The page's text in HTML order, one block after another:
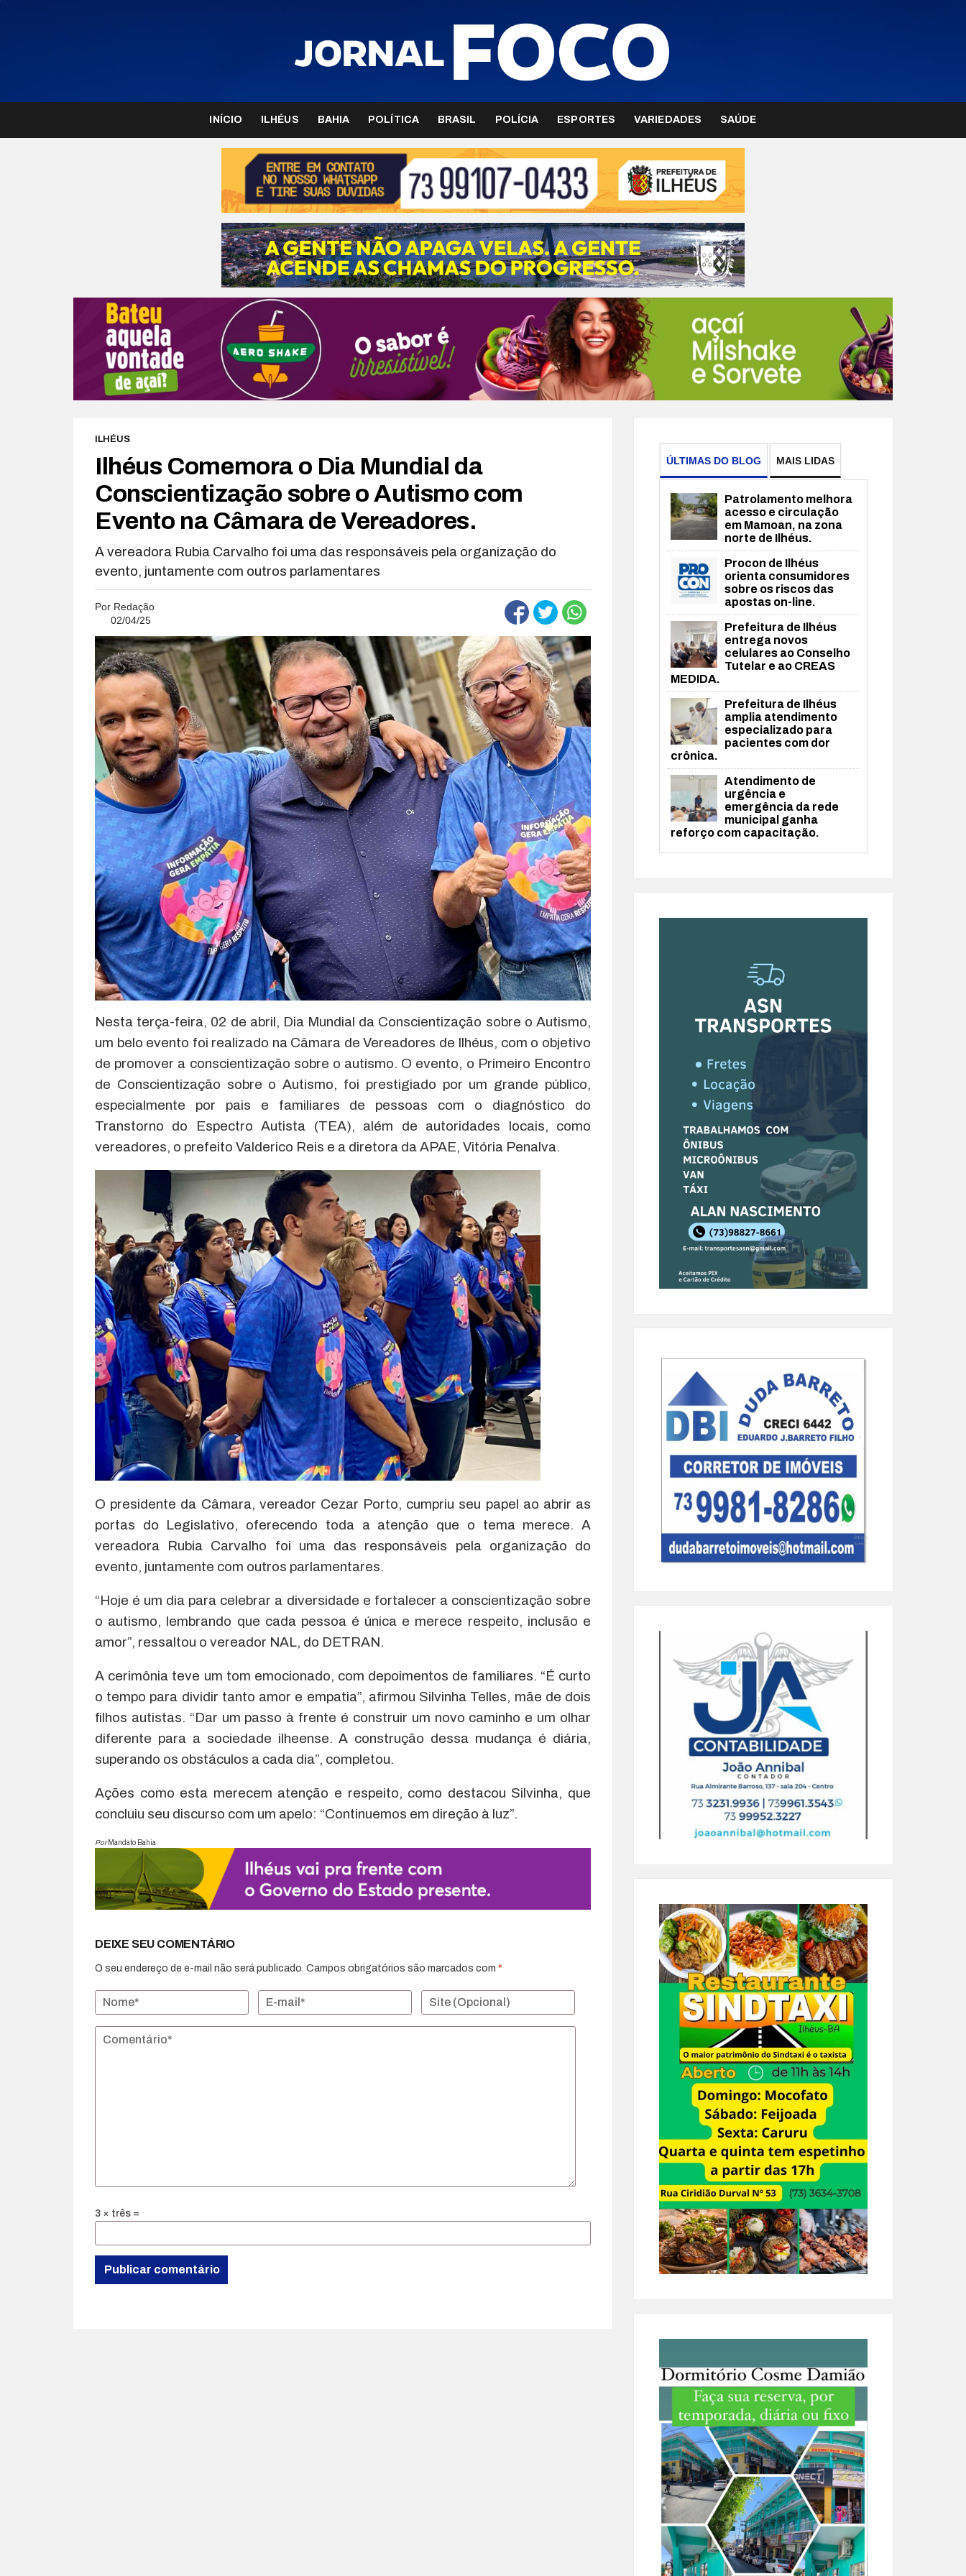
INÍCIO ILHÉUS BAHIA POLÍTICA BRASIL POLÍCIA ESPORTES VARIEDADES SAÚDE
ILHÉUS
Ilhéus Comemora o Dia Mundial da
Conscientização sobre o Autismo com
Evento na Câmara de Vereadores.
A vereadora Rubia Carvalho foi uma das responsáveis pela organização do
evento, juntamente com outros parlamentares
Por Redação
02/04/25
Nesta terça-feira, 02 de abril, Dia Mundial da Conscientização sobre o Autismo,
um belo evento foi realizado na Câmara de Vereadores de Ilhéus, com o objetivo
de promover a conscientização sobre o autismo. O evento, o Primeiro Encontro
de Conscientização sobre o Autismo, foi prestigiado por um grande público,
especialmente por pais e familiares de pessoas com o diagnóstico do
Transtorno do Espectro Autista (TEA), além de autoridades locais, como
vereadores, o prefeito Valderico Reis e a diretora da APAE, Vitória Penalva.
O presidente da Câmara, vereador Cezar Porto, cumpriu seu papel ao abrir as
portas do Legislativo, oferecendo toda a atenção que o tema merece. A
vereadora Rubia Carvalho foi uma das responsáveis pela organização do
evento, juntamente com outros parlamentares.
“Hoje é um dia para celebrar a diversidade e fortalecer a conscientização sobre
o autismo, lembrando que cada pessoa é única e merece respeito, inclusão e
amor”, ressaltou o vereador NAL, do DETRAN.
A cerimônia teve um tom emocionado, com depoimentos de familiares. “É curto
o tempo para dividir tanto amor e empatia”, afirmou Silvinha Telles, mãe de dois
filhos autistas. “Dar um passo à frente é construir um novo caminho e um olhar
diferente para a sociedade ilheense. A construção dessa mudança é diária,
superando os obstáculos a cada dia”, completou.
Ações como esta merecem atenção e respeito, como destacou Silvinha, que
concluiu seu discurso com um apelo: “Continuemos em direção à luz”.
PorMandato Bahia
DEIXE SEU COMENTÁRIO
O seu endereço de e-mail não será publicado. Campos obrigatórios são marcados com *
3 × três =
ÚLTIMAS DO BLOG MAIS LIDAS
Patrolamento melhora
acesso e circulação
em Mamoan, na zona
norte de Ilhéus.
Procon de Ilhéus
orienta consumidores
sobre os riscos das
apostas on-line.
Prefeitura de Ilhéus
entrega novos
celulares ao Conselho
Tutelar e ao CREAS
MEDIDA.
Prefeitura de Ilhéus
amplia atendimento
especializado para
pacientes com dor
crônica.
Atendimento de
urgência e
emergência da rede
municipal ganha
reforço com capacitação.